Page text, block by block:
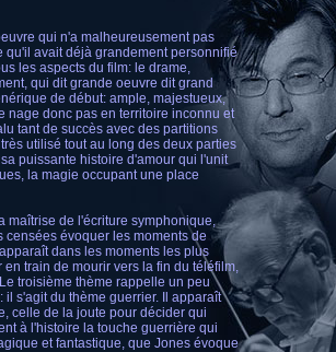
qui n'a malheureusement pas
qu'il avait déjà grandement personnifié
les aspects du film: le drame,
qui dit grande oeuvre dit grand
de début: ample, majestueux,
nage donc pas en territoire inconnu et
tant de succès avec des partitions
utilisé tout au long des deux parties
puissante histoire d'amour qui l'unit
la magie occupant une place
maîtrise de l'écriture symphonique,
évoquer les moments de
dans les moments les plus
train de mourir vers la fin du téléfilm,
troisième thème rappelle un peu
s'agit du thème guerrier. Il apparaît
celle de la joute pour décider qui
à l'histoire la touche guerrière qui
et fantastique, que Jones évoque